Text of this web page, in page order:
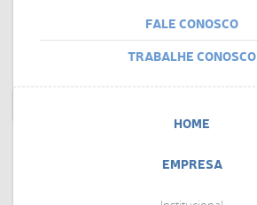
FALE CONOSCO
TRABALHE CONOSCO
HOME
EMPRESA